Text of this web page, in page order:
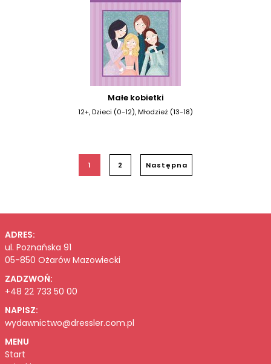
Małe kobietki
12+, Dzieci (0-12), Młodzież (13-18)
1 2 Następna
ADRES:
ul. Poznańska 91
05-850 Ożarów Mazowiecki
ZADZWOŃ:
+48 22 733 50 00
NAPISZ:
wydawnictwo@dressler.com.pl
MENU
Start